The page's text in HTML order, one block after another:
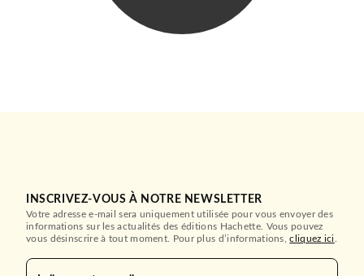
Passé composé
Anne Sinclair
BIOGRAPHIES / MÉMOIRES
C'était François Mitterrand
Jacques Attali
INSCRIVEZ-VOUS À NOTRE NEWSLETTER
Votre adresse e-mail sera uniquement utilisée pour vous envoyer des
informations sur les actualités des éditions Hachette. Vous pouvez
vous désinscrire à tout moment. Pour plus d’informations,cliquez ici